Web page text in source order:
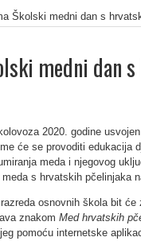
Školski medni dan s
medni dan
2020. godine
će se provoditi edukacija
meda i njegovog
s hrvatskih pčelinjaka
osnovnih škola bit
znakom Med hrvatskih
pomoću internetske